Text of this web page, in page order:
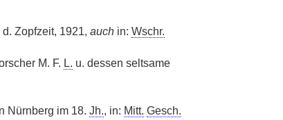
Zopfzeit, 1921, auchin: Wschr.
M. F. L. u. dessen seltsame
Nürnberg im 18. Jh., in: Mitt. Gesch.